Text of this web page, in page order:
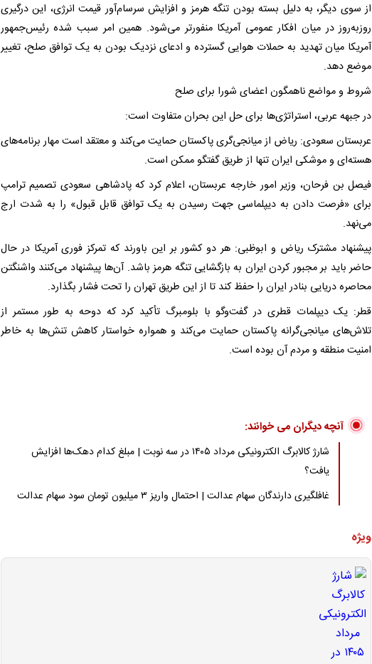
از سوی دیگر، به دلیل بسته بودن تنگه هرمز و افزایش سرسام‌آور قیمت انرژی، این درگیری
روزبه‌روز در میان افکار عمومی آمریکا منفورتر می‌شود. همین امر سبب شده رئیس‌جمهور
آمریکا میان تهدید به حملات هوایی گسترده و ادعای نزدیک بودن به یک توافق صلح، تغییر
موضع دهد.
شروط و مواضع ناهمگون اعضای شورا برای صلح
در جبهه عربی، استراتژی‌ها برای حل این بحران متفاوت است:
عربستان سعودی: ریاض از میانجی‌گری پاکستان حمایت می‌کند و معتقد است مهار برنامه‌های
هسته‌ای و موشکی ایران تنها از طریق گفتگو ممکن است.
فیصل بن فرحان، وزیر امور خارجه عربستان، اعلام کرد که پادشاهی سعودی تصمیم ترامپ
برای «فرصت دادن به دیپلماسی جهت رسیدن به یک توافق قابل قبول» را به شدت ارج
می‌نهد.
پیشنهاد مشترک ریاض و ابوظبی: هر دو کشور بر این باورند که تمرکز فوری آمریکا در حال
حاضر باید بر مجبور کردن ایران به بازگشایی تنگه هرمز باشد. آن‌ها پیشنهاد می‌کنند واشنگتن
محاصره دریایی بنادر ایران را حفظ کند تا از این طریق تهران را تحت فشار بگذارد.
قطر: یک دیپلمات قطری در گفت‌وگو با بلومبرگ تأکید کرد که دوحه به طور مستمر از
تلاش‌های میانجی‌گرانه پاکستان حمایت می‌کند و همواره خواستار کاهش تنش‌ها به خاطر
امنیت منطقه و مردم آن بوده است.
آنچه دیگران می خوانند:
شارژ کالابرگ الکترونیکی مرداد ۱۴۰۵ در سه نوبت | مبلغ کدام دهک‌ها افزایش
یافت؟
غافلگیری دارندگان سهام عدالت | احتمال واریز ۳ میلیون تومان سود سهام عدالت
ویژه